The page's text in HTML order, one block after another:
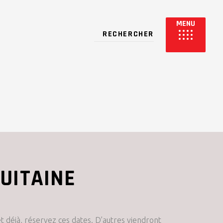
déjà, réservez ces dates. D’autres viendront